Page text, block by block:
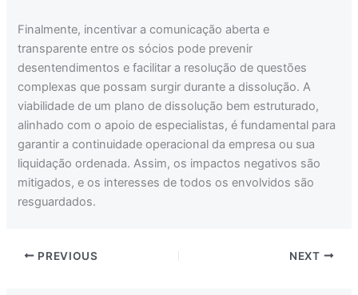
Finalmente, incentivar a comunicação aberta e
transparente entre os sócios pode prevenir
desentendimentos e facilitar a resolução de questões
complexas que possam surgir durante a dissolução. A
viabilidade de um plano de dissolução bem estruturado,
alinhado com o apoio de especialistas, é fundamental para
garantir a continuidade operacional da empresa ou sua
liquidação ordenada. Assim, os impactos negativos são
mitigados, e os interesses de todos os envolvidos são
resguardados.
PREVIOUS NEXT